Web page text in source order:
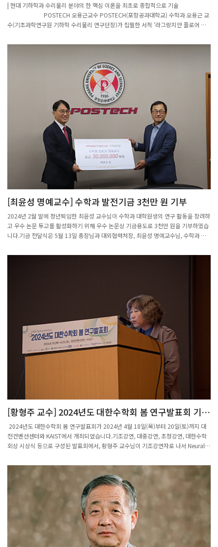
| 현대 기하학과 수리물리 분야의 한 핵심 이론을 최초로 종합적으로 기술
POSTECH 오용근교수 POSTECH(포항공과대학교) 수학과 오용근 교
수(기초과학연구원 기하학 수리물리 연구단장)가 집필한 서적 ‘라그랑지안 플로어 이
스프링거 네이처(Springer Nature)를 통해 출간됐다.오용근 교수는 현대 수학과 이론
(mirror symmetry) 분야 세계적 석학으로 이 분야의 수학 · 물리적 특성을 설명하는
‘라그랑지안 플로어 이론’ 발전을 선도하고 있다.라그랑지안 플로어 이론(Lagrangian
Floer Theory)1)은 특정한 수학적 공간에서 두 도형이 교차하는 방식과 그 교차점들의
성질을 연결하여 복잡한 물리적 · 기하학적 문제를 해결하는 수학적 이론이며, 이 이론
에서 복잡한 동역학적 상호작용을 이해하는 데 중요한 개념이 ‘A-무한대 구조(A-
infinity structure)’2)다.오용근 교수는 책을 통해 A-무한대 구조와 이 구조를 바탕으로
한 라그랑지안 플로어 이론을 포괄적으로 다룬다. 이 책은 복잡한 수학적 이론 요소들
을 자세하게 설명하며, 전공자뿐만 아니라 새로 입문하는 연구자들도 기하학, 해석학,
대수학에 대해 유기적으로 이해할 수 있도록 구성되어 있다.책을 집필한 오용근 교수는
“이 책을 통해 연구자들이 공간과 시간의 동역학적 상호작용을 다루는 사교 기하학과
거울 대칭 이론에 대한 다양한 관점을 갖고, 자신의 연구 분야에서 새로운 도약과 발전
을 이루기를 바란다”라는 말을 전했다. 한편, 오 교수는 지난 2009년 ‘라그랑지안 교차
이론(Lagrangian Intersection Floer Theory I & II; AMS-International Press)’ 시리
즈 서적을 발간한 적이 있다.출처 : 교수신문(http://www.kyosu.net)
[최윤성 명예교수] 수학과 발전기금 3천만 원 기부
2024년 2월 말에 정년퇴임한 최윤성 교수님이 수학과 대학원생의 연구 활동을 장려하
고 우수 논문 투고를 활성화하기 위해 우수 논문상 기금용도로 3천만 원을 기부하였습
니다.기금 전달식은 5월 13일 총장님과 대외협력처장, 최윤성 명예교수님, 수학과 교
[황형주 교수] 2024년도 대한수학회 봄 연구발표회 기조
강연
2024년도 대한수학회 봄 연구발표회가 2024년 4월 18일(목)부터 20일(토)까지 대
전컨벤션센터와 KAIST에서 개최되었습니다.기조강연, 대중강연, 초청강연, 대한수학
회상 시상식 등으로 구성된 발표회에서, 황형주 교수님이 기조강연자로 나서 Neural
다.황형주 교수는 2023년도에 수리기계학습연구센터(CM2LA)가 선도연구센터(SRC)
사업에 선정되는 등 수리기계학습 분야에서 괄목할 만한 연구 성과를 내고 있으며, 코
로나19 유행 예측에 관한 공로를 인정받아 유공 표창을 수상한바 있습니다.